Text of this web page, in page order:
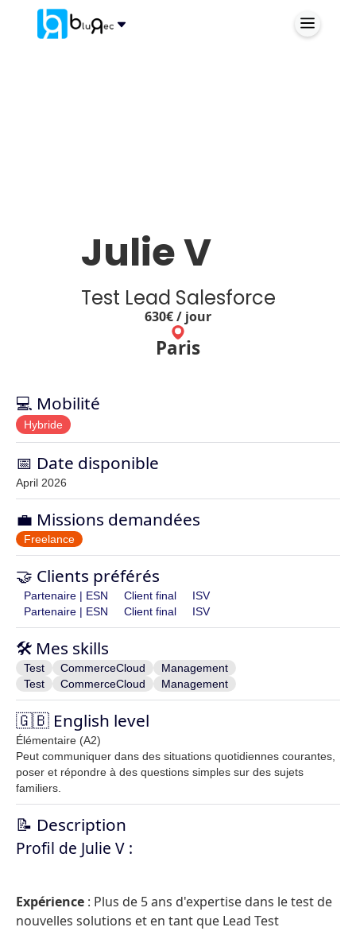
Julie V
Test Lead Salesforce
630€ / jour
Paris
💻 Mobilité
Hybride
📅 Date disponible
April 2026
💼 Missions demandées
Freelance
🤝 Clients préférés
Partenaire | ESN Client final
ISV
Partenaire | ESN
Client final ISV
🛠️ Mes skills
Test CommerceCloud
Management
Test
CommerceCloud Management
🇬🇧 English level
Élémentaire (A2)
Peut communiquer dans des situations quotidiennes courantes,
poser et répondre à des questions simples sur des sujets
familiers.
📝 Description
Profil de Julie V :
Expérience : Plus de 5 ans d'expertise dans le test de
nouvelles solutions et en tant que Lead Test